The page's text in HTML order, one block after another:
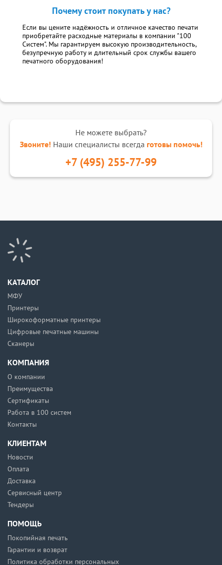
Почему стоит покупать у нас?
Если вы цените надёжность и отличное качество печати
приобретайте расходные материалы в компании "100
Систем". Мы гарантируем высокую производительность,
безупречную работу и длительный срок службы вашего
печатного оборудования!
Не можете выбрать?
Звоните! Наши специалисты всегда готовы помочь!
+7 (495) 255-77-99
КАТАЛОГ
МФУ
Принтеры
Широкоформатные принтеры
Цифровые печатные машины
Сканеры
КОМПАНИЯ
О компании
Преимущества
Сертификаты
Работа в 100 систем
Контакты
КЛИЕНТАМ
Новости
Оплата
Доставка
Сервисный центр
Тендеры
ПОМОЩЬ
Покопийная печать
Гарантии и возврат
Политика обработки персональных